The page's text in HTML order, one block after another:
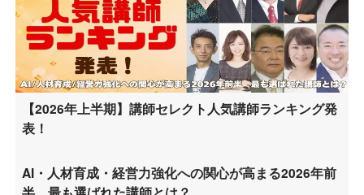
【2026年上半期】講師セレクト人気講師ランキング発
表！
AI・人材育成・経営力強化への関心が高まる2026年前